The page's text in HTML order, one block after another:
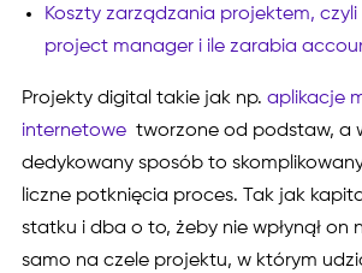
Koszty zarządzania projektem, czyli
project manager i ile zarabia
Projekty digital takie jak np. aplikacje
internetowetworzone od podstaw, a
dedykowany sposób to
liczne potknięcia proces. Tak jak
statku i dba o to, żeby nie wpłynął on
samo na czele projektu, w którym